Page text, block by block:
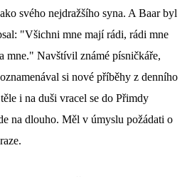
svého nejdražšího syna. A Baar byl
"Všichni mne mají rádi, rádi mne
mne." Navštívil známé písničkáře,
si nové příběhy z denního
i na duši vracel se do Přimdy
na dlouho. Měl v úmyslu požádati o